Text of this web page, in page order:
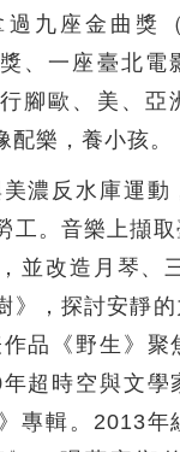
九座金曲獎
、一座臺北電
腳歐、美、亞
樂，養小孩。
濃反水庫運動
工。音樂上擷
並改造月琴、
》，探討安靜
品《野生》聚
超時空與文學
專輯。2013年